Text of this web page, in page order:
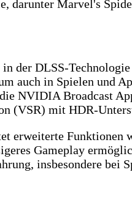
darunter Marvel's
in der DLSS-
auch in Spielen und
NVIDIA Broadcast
(VSR) mit HDR-
erweiterte Funktionen
Gameplay
insbesondere bei